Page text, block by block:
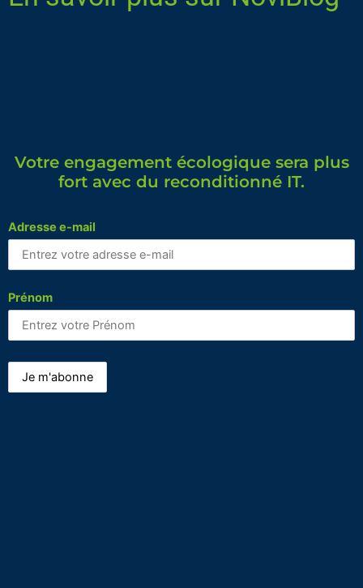
Votre engagement écologique sera plus
fort avec du reconditionné IT.
Adresse e-mail
Prénom